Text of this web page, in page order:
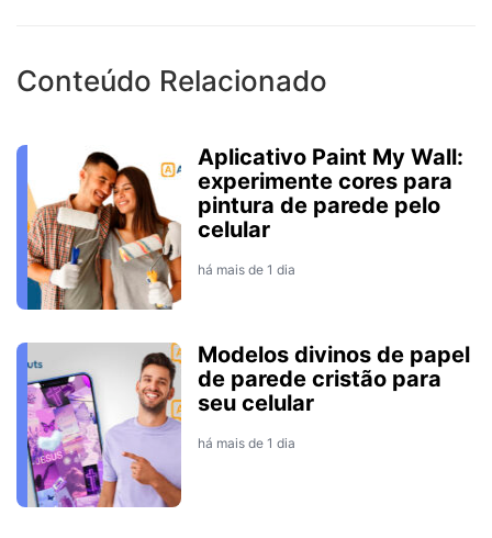
Conteúdo Relacionado
Aplicativo Paint My Wall:
experimente cores para
pintura de parede pelo
celular
há mais de 1 dia
Modelos divinos de papel
de parede cristão para
seu celular
há mais de 1 dia